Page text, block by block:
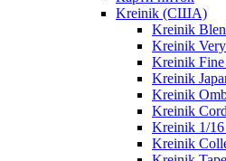
Kreinik (США)
Kreinik
Kreinik
Kreinik
Kreinik
Kreinik
Kreinik Cord
Kreinik 1/
Kreinik